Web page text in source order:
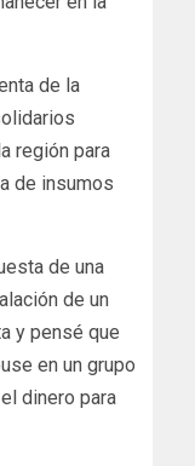
de la
región para
de insumos
de una
de un
y pensé que
en un grupo
dinero para